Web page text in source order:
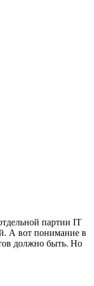
партии IT
А вот понимание в
должно быть. Но